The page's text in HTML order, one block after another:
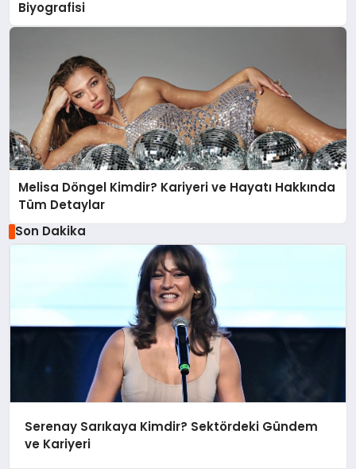
Biyografisi
Melisa Döngel Kimdir? Kariyeri ve Hayatı Hakkında
Tüm Detaylar
Son Dakika
Serenay Sarıkaya Kimdir? Sektördeki Gündem
ve Kariyeri